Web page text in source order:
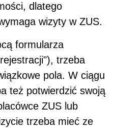
dlatego
wizyty w ZUS.
formularza
trzeba
pola. W ciągu
też potwierdzić swoją
ZUS lub
trzeba mieć ze